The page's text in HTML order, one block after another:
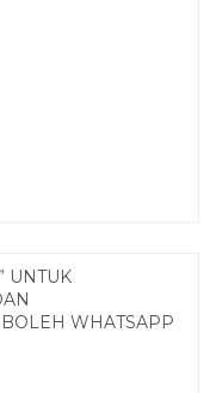
UNTUK
WHATSAPP